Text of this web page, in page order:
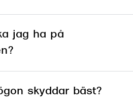
jag ha på
skyddar bäst?